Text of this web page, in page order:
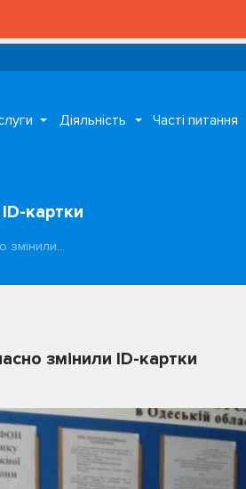
Діяльність Часті питання
картки
змінили…
змінили ID-картки